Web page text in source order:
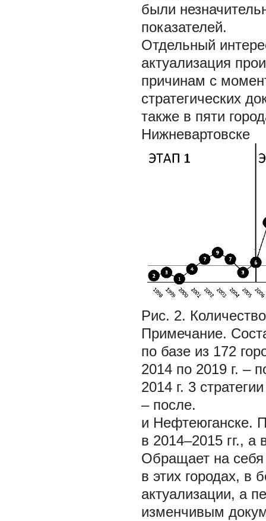
были
показателей.
Отдельный
актуализация
причинам с
стратегических
также в пяти
Нижневартовске
Рис. 2.
Примечание.
по базе из 172
2014 по 2019 г. –
2014 г. 3
– после.
и Нефтеюганске.
в 2014–2015 гг., а
Обращает на
в этих городах, в
актуализации, а
изменчивым